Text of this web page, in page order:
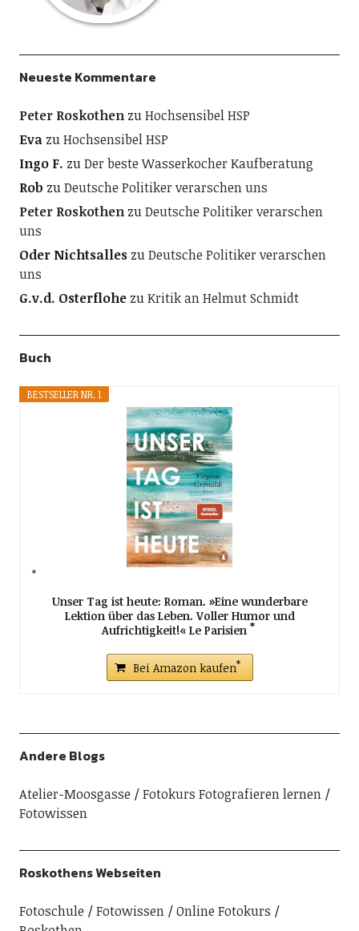
Neueste Kommentare
Peter RoskothenzuHochsensibel HSP
EvazuHochsensibel HSP
Ingo F. zuDer beste Wasserkocher Kaufberatung
Rob zuDeutsche Politiker verarschen uns
Peter RoskothenzuDeutsche Politiker verarschen
uns
Oder NichtsalleszuDeutsche Politiker verarschen
uns
G.v.d. OsterflohezuKritik an Helmut Schmidt
Buch
BESTSELLER NR. 1
Unser Tag ist heute: Roman. »Eine wunderbare
Lektion über das Leben. Voller Humor und
Aufrichtigkeit!« Le Parisien
Bei Amazon kaufen
Andere Blogs
Atelier-Moosgasse
Fotokurs Fotografieren lernen
Fotowissen
Roskothens Webseiten
Fotoschule Fotowissen
Online Fotokurs